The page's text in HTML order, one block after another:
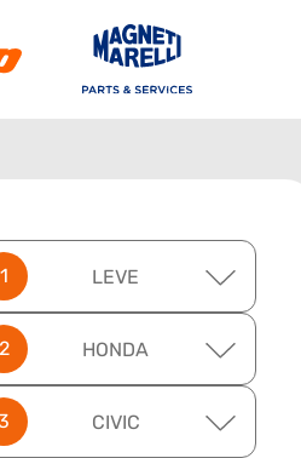
LEVE
HONDA
CIVIC